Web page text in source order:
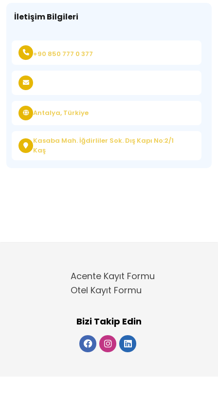
İletişim Bilgileri
+90 850 777 0 377
Antalya, Türkiye
Kasaba Mah. İğdirliler Sok. Dış Kapı No:2/1
Kaş
Acente Kayıt Formu
Otel Kayıt Formu
Bizi Takip Edin